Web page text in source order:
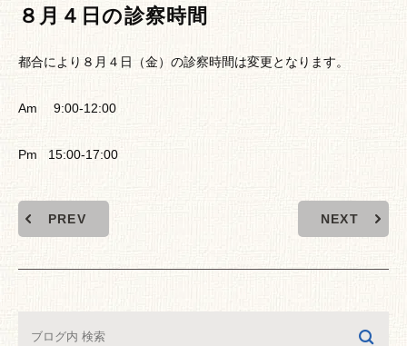
８月４日の診察時間
都合により８月４日（金）の診察時間は変更となります。
Am 9:00-12:00
Pm 15:00-17:00
PREV NEXT